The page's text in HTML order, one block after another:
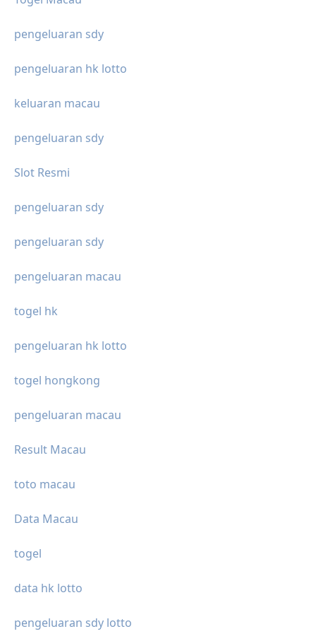
pengeluaran sdy
pengeluaran hk lotto
keluaran macau
pengeluaran sdy
Slot Resmi
pengeluaran sdy
pengeluaran sdy
pengeluaran macau
togel hk
pengeluaran hk lotto
togel hongkong
pengeluaran macau
Result Macau
toto macau
Data Macau
togel
data hk lotto
pengeluaran sdy lotto